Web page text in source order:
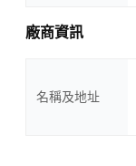
廠商資訊
名稱及地址